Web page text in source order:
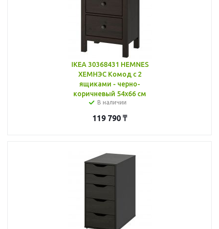
IKEA 30368431 HEMNES
ХЕМНЭС Комод с 2
ящиками - черно-
коричневый 54x66 см
В наличии
119 790 ₸